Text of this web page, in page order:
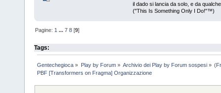
il dado si lancia da solo, e da
("This Is Something Only I Do!"™)
Pagine: 1 ...7 8 [9]
Tags:
Gentechegioca » Play by Forum» Archivio dei Play by Forum sospesi»
PBF [Transformers on Fragma] Organizzazione